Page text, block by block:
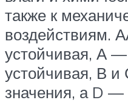
также к
воздействиям.
устойчивая, А
устойчивая, В
значения, а D —